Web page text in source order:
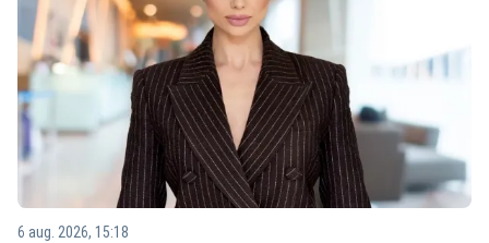
6 aug. 2026, 15:18